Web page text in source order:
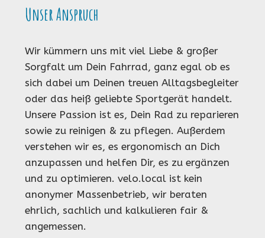
Unser Anspruch
Wir kümmern uns mit viel Liebe & großer
Sorgfalt um Dein Fahrrad, ganz egal ob es
sich dabei um Deinen treuen Alltagsbegleiter
oder das heiß geliebte Sportgerät handelt.
Unsere Passion ist es, Dein Rad zu reparieren
sowie zu reinigen & zu pflegen. Außerdem
verstehen wir es, es ergonomisch an Dich
anzupassen und helfen Dir, es zu ergänzen
und zu optimieren. velo.local ist kein
anonymer Massenbetrieb, wir beraten
ehrlich, sachlich und kalkulieren fair &
angemessen.